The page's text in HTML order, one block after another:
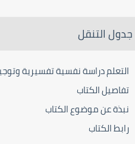
جدول التنقل
التعلم دراسة نفسية تفسيرية
تفاصيل الكتاب
نبذة عن موضوع الكتاب
رابط الكتاب